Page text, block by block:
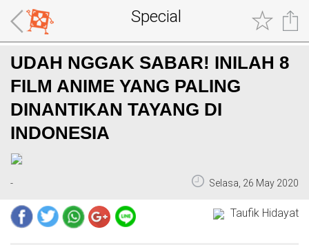
Special
UDAH NGGAK SABAR! INILAH 8
FILM ANIME YANG PALING
DINANTIKAN TAYANG DI
INDONESIA
- Selasa, 26 May 2020
Taufik Hidayat